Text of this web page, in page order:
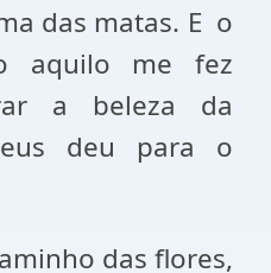
das matas. E o
aquilo me fez
a beleza da
deu para o
das flores,